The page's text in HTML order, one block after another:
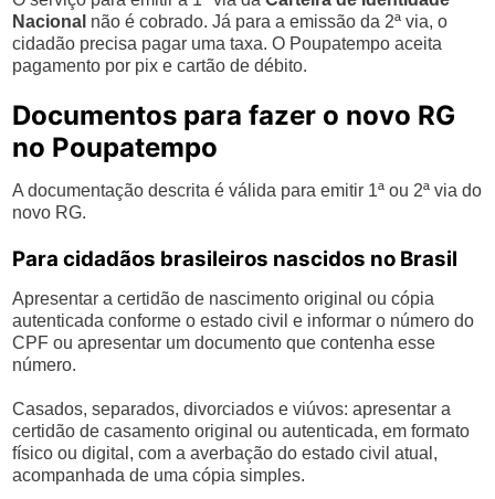
Nacional não é cobrado. Já para a emissão da 2ª via, o
cidadão precisa pagar uma taxa. O Poupatempo aceita
pagamento por pix e cartão de débito.
Documentos para fazer o novo RG
no Poupatempo
A documentação descrita é válida para emitir 1ª ou 2ª via do
novo RG.
Para cidadãos brasileiros nascidos no Brasil
Apresentar a certidão de nascimento original ou cópia
autenticada conforme o estado civil e informar o número do
CPF ou apresentar um documento que contenha esse
número.
Casados, separados, divorciados e viúvos: apresentar a
certidão de casamento original ou autenticada, em formato
físico ou digital, com a averbação do estado civil atual,
acompanhada de uma cópia simples.